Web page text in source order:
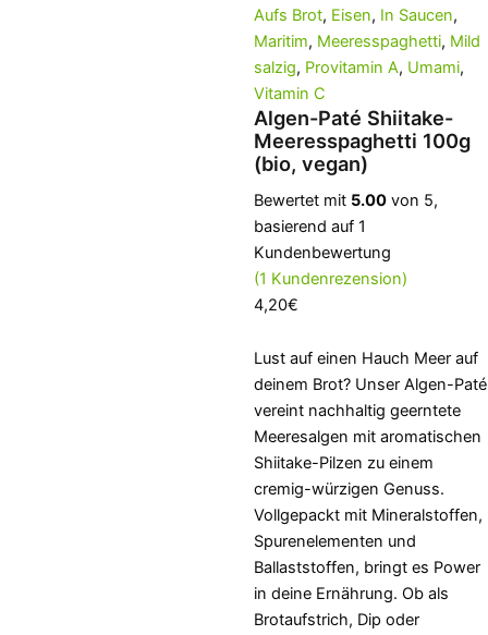
Aufs Brot, Eisen, In Saucen,
Maritim, Meeresspaghetti, Mild
salzig, Provitamin A, Umami,
Vitamin C
Algen-Paté Shiitake-
Meeresspaghetti 100g
(bio, vegan)
Bewertet mit 5.00von 5,
basierend auf 1
Kundenbewertung
(1 Kundenrezension)
4,20€
Lust auf einen Hauch Meer auf
deinem Brot? Unser Algen-Paté
vereint nachhaltig geerntete
Meeresalgen mit aromatischen
Shiitake-Pilzen zu einem
cremig-würzigen Genuss.
Vollgepackt mit Mineralstoffen,
Spurenelementen und
Ballaststoffen, bringt es Power
in deine Ernährung. Ob als
Brotaufstrich, Dip oder